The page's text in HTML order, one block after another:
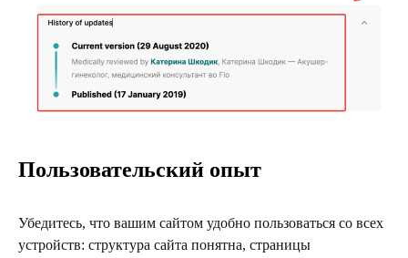
Пользовательский опыт
Убедитесь, что вашим сайтом удобно пользоваться со всех
устройств: структура сайта понятна, страницы